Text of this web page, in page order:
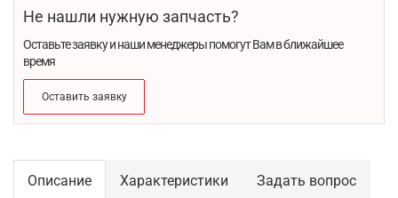
Не нашли нужную запчасть?
Оставьте заявку и наши менеджеры помогут Вам в ближайшее
время
Оставить заявку
Описание Характеристики Задать вопрос